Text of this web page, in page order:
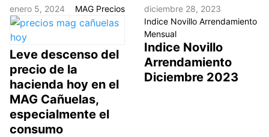
enero 5, 2024 MAG Precios
Leve descenso del
precio de la
hacienda hoy en el
MAG Cañuelas,
especialmente el
consumo
diciembre 28, 2023
Indice Novillo Arrendamiento
Mensual
Indice Novillo
Arrendamiento
Diciembre 2023